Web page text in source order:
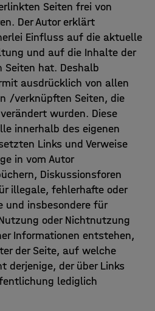
Seiten frei von
Der Autor erklärt
Einfluss auf die aktuelle
und auf die Inhalte der
hat. Deshalb
ausdrücklich von allen
/verknüpften Seiten, die
wurden. Diese
innerhalb des eigenen
Links und Verweise
in vom Autor
Diskussionsforen
illegale, fehlerhafte oder
und insbesondere für
oder Nichtnutzung
Informationen entstehen,
der Seite, auf welche
derjenige, der über Links
lediglich